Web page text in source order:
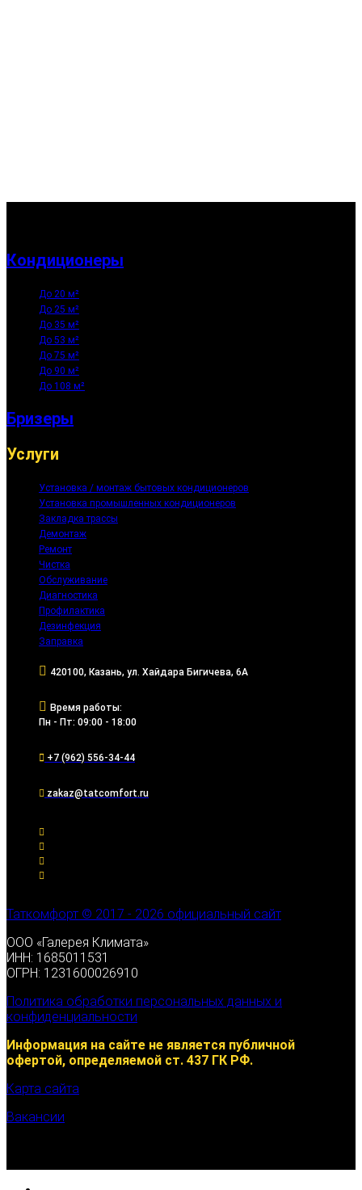
Кондиционеры
До 20 м²
До 25 м²
До 35 м²
До 53 м²
До 75 м²
До 90 м²
До 108 м²
Бризеры
Услуги
Установка / монтаж бытовых кондиционеров
Установка промышленных кондиционеров
Закладка трассы
Демонтаж
Ремонт
Чистка
Обслуживание
Диагностика
Профилактика
Дезинфекция
Заправка
420100, Казань, ул. Хайдара Бигичева, 6А
Время работы:
Пн - Пт: 09:00 - 18:00
+7 (962) 556-34-44
zakaz@tatcomfort.ru
Таткомфорт © 2017 - 2026 официальный сайт
ООО «Галерея Климата»
ИНН: 1685011531
ОГРН: 1231600026910
Политика обработки персональных данных и
конфиденциальности
Информация на сайте не является публичной
офертой, определяемой ст. 437 ГК РФ.
Карта сайта
Вакансии